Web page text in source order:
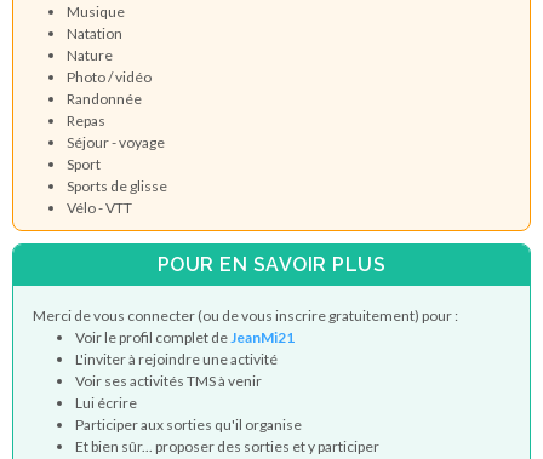
Musique
Natation
Nature
Photo / vidéo
Randonnée
Repas
Séjour - voyage
Sport
Sports de glisse
Vélo - VTT
POUR EN SAVOIR PLUS
Merci de vous connecter (ou de vous inscrire gratuitement) pour :
Voir le profil complet de JeanMi21
L'inviter à rejoindre une activité
Voir ses activités TMS à venir
Lui écrire
Participer aux sorties qu'il organise
Et bien sûr... proposer des sorties et y participer